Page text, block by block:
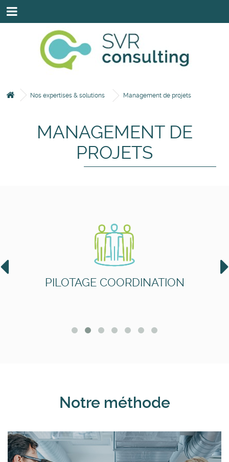
SAVOIR-FAIRE
NOS INTERVENANTS
NOS EXPERTISES & SOLUTIONS
CONTACTEZ-NOUS VIA LE FORMULAIRE.
Nos expertises & solutions Management de projets
MANAGEMENT DE
PROJETS
PILOTAGE COORDINATION
Notre méthode